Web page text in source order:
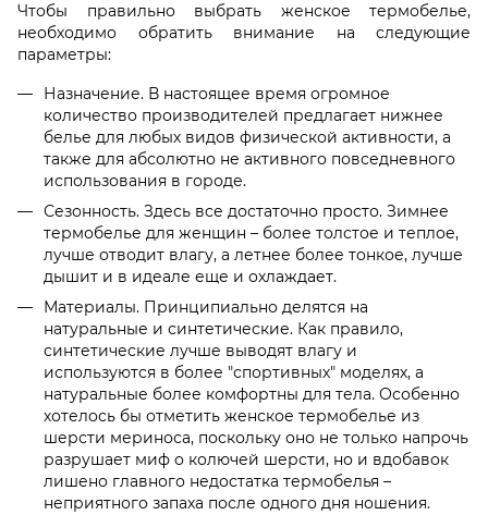
Чтобы правильно выбрать женское термобелье,
необходимо обратить внимание на следующие
параметры:
Назначение. В настоящее время огромное
количество производителей предлагает нижнее
белье для любых видов физической активности, а
также для абсолютно не активного повседневного
использования в городе.
Сезонность. Здесь все достаточно просто. Зимнее
термобелье для женщин – более толстое и теплое,
лучше отводит влагу, а летнее более тонкое, лучше
дышит и в идеале еще и охлаждает.
Материалы. Принципиально делятся на
натуральные и синтетические. Как правило,
синтетические лучше выводят влагу и
используются в более "спортивных" моделях, а
натуральные более комфортны для тела. Особенно
хотелось бы отметить женское термобелье из
шерсти мериноса, поскольку оно не только напрочь
разрушает миф о колючей шерсти, но и вдобавок
лишено главного недостатка термобелья –
неприятного запаха после одного дня ношения.